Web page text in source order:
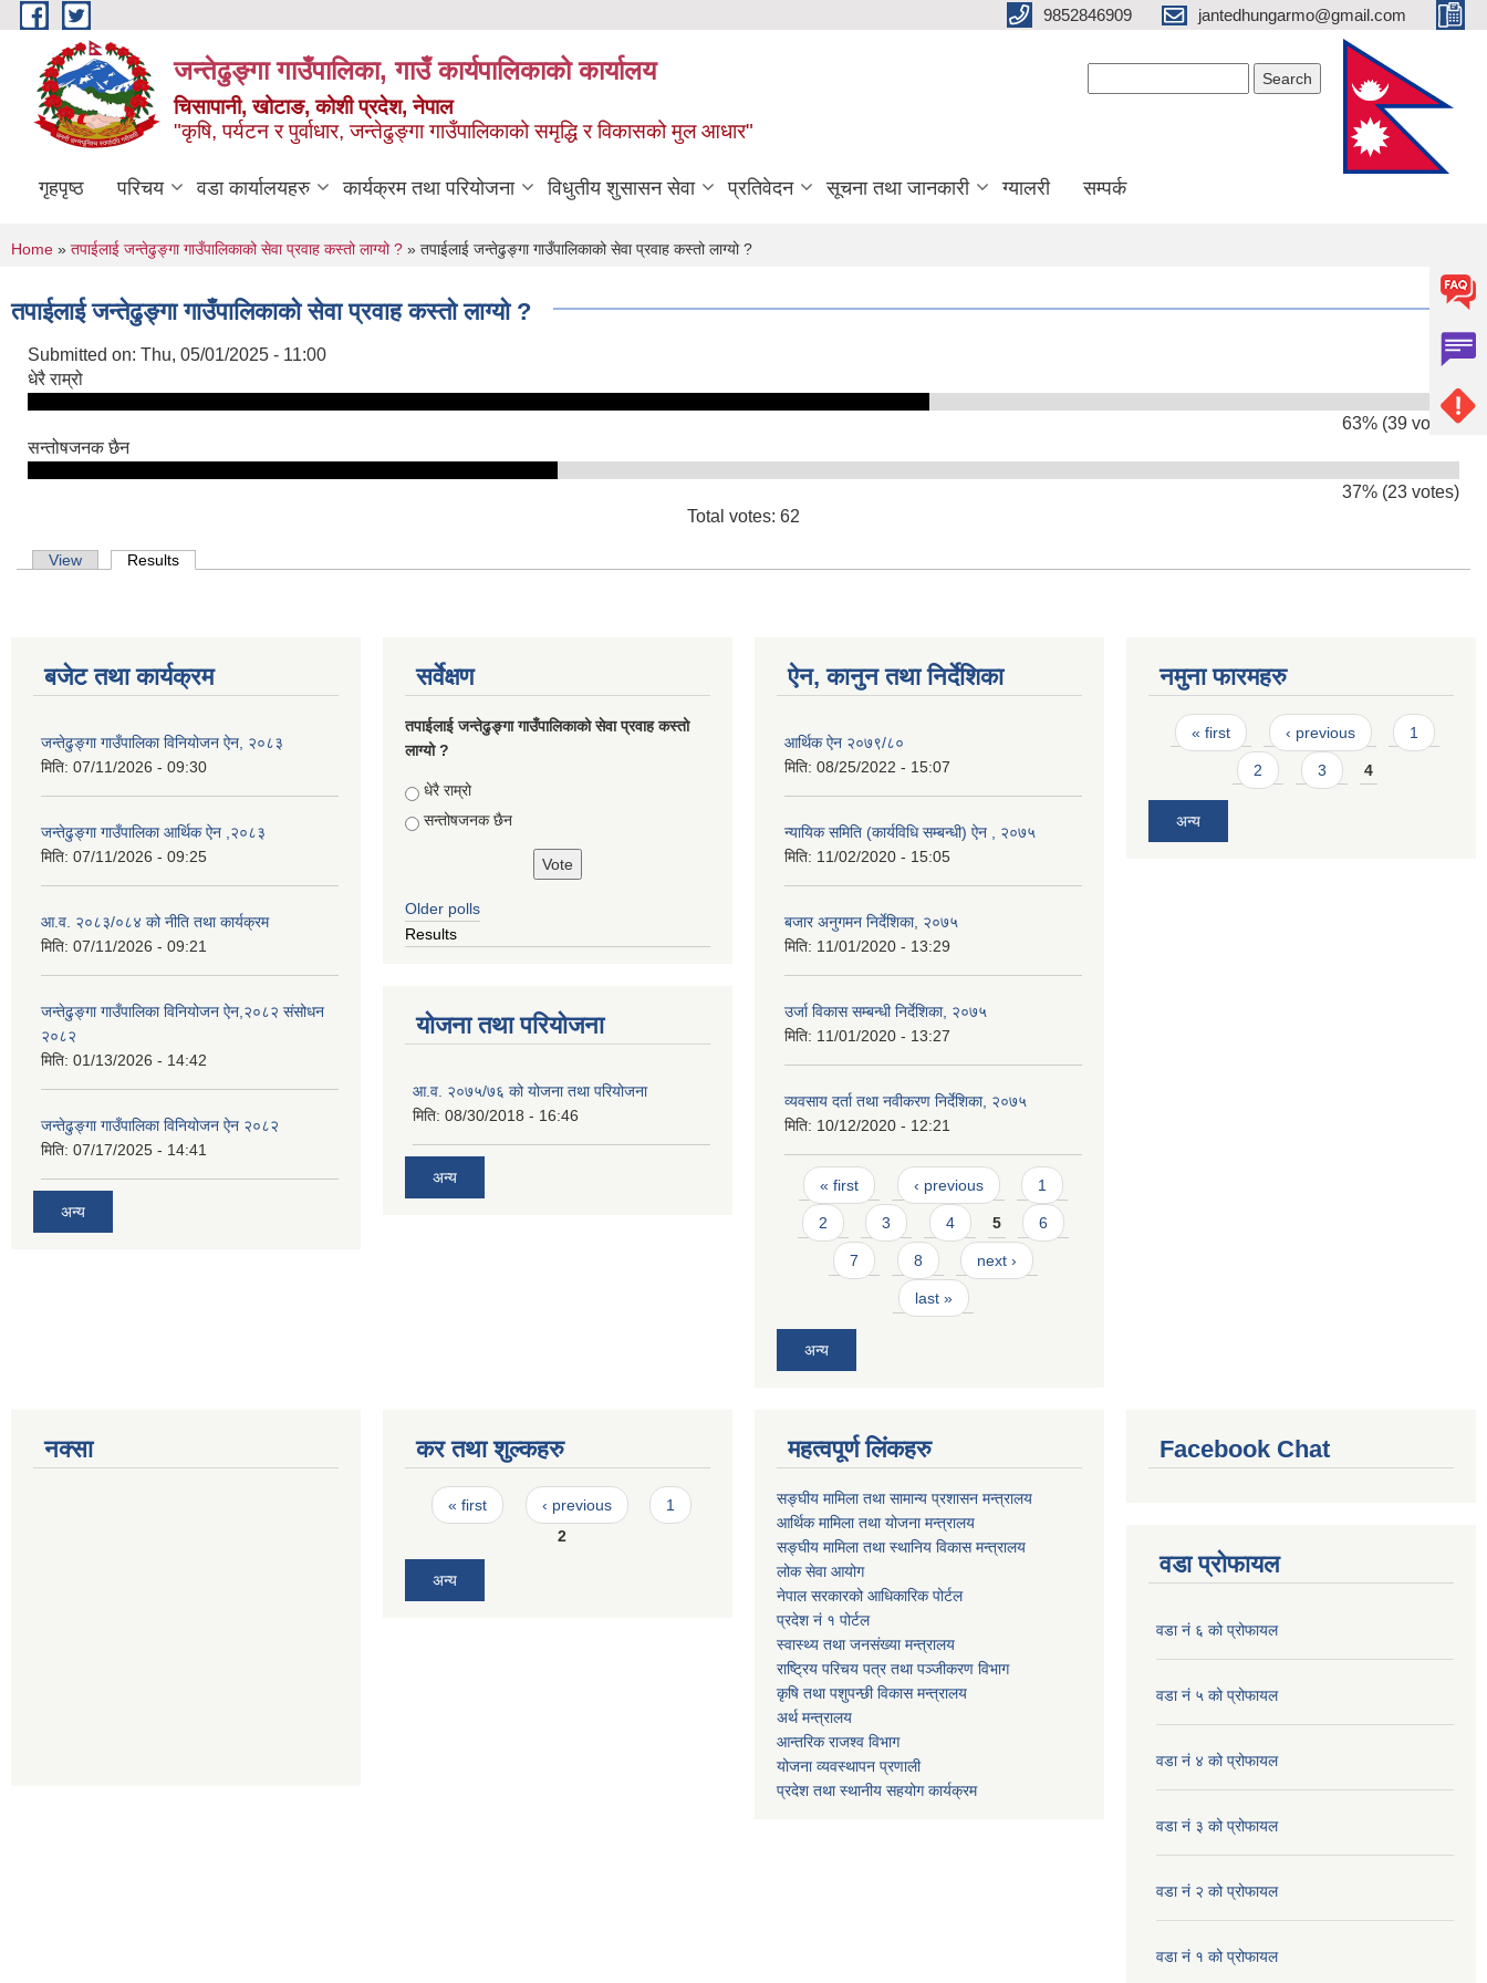
Skip to main content 9852846909 jantedhungarmo@gmail.com
जन्तेढुङ्गा गाउँपालिका, गाउँ कार्यपालिकाको कार्यालय
चिसापानी, खोटाङ, कोशी प्रदेश, नेपाल
"कृषि, पर्यटन र पुर्वाधार, जन्तेढुङ्गा गाउँपालिकाको समृद्धि र विकासको मुल आधार"
गृहपृष्ठ परिचय वडा कार्यालयहरु कार्यक्रम तथा परियोजना विधुतीय शुसासन सेवा प्रतिवेदन सूचना तथा जानकारी ग्यालरी सम्पर्क
You are here
Home » तपाईलाई जन्तेढुङ्गा गाउँपालिकाको सेवा प्रवाह कस्तो लाग्यो ? » तपाईलाई जन्तेढुङ्गा गाउँपालिकाको सेवा प्रवाह कस्तो लाग्यो ?
तपाईलाई जन्तेढुङ्गा गाउँपालिकाको सेवा प्रवाह कस्तो लाग्यो ?
Submitted on: Thu, 05/01/2025 - 11:00
धेरै राम्रो
63% (39 votes)
सन्तोषजनक छैन
37% (23 votes)
Total votes: 62
Primary tabs
View Results
बजेट तथा कार्यक्रम
जन्तेढुङ्गा गाउँपालिका विनियोजन ऐन, २०८३
मिति: 07/11/2026 - 09:30
जन्तेढुङ्गा गाउँपालिका आर्थिक ऐन ,२०८३
मिति: 07/11/2026 - 09:25
आ.व. २०८३/०८४ को नीति तथा कार्यक्रम
मिति: 07/11/2026 - 09:21
जन्तेढुङ्गा गाउँपालिका विनियोजन ऐन,२०८२ संसोधन
२०८२
मिति: 01/13/2026 - 14:42
जन्तेढुङ्गा गाउँपालिका विनियोजन ऐन २०८२
मिति: 07/17/2025 - 14:41
अन्य
सर्वेक्षण
तपाईलाई जन्तेढुङ्गा गाउँपालिकाको सेवा प्रवाह कस्तो
लाग्यो ?
Choices
धेरै राम्रो
सन्तोषजनक छैन
Older polls
Results
योजना तथा परियोजना
आ.व. २०७५/७६ को योजना तथा परियोजना
मिति: 08/30/2018 - 16:46
अन्य
ऐन, कानुन तथा निर्देशिका
आर्थिक ऐन २०७९/८०
मिति: 08/25/2022 - 15:07
न्यायिक समिति (कार्यविधि सम्बन्धी) ऐन , २०७५
मिति: 11/02/2020 - 15:05
बजार अनुगमन निर्देशिका, २०७५
मिति: 11/01/2020 - 13:29
उर्जा विकास सम्बन्धी निर्देशिका, २०७५
मिति: 11/01/2020 - 13:27
व्यवसाय दर्ता तथा नवीकरण निर्देशिका, २०७५
मिति: 10/12/2020 - 12:21
Pages
« first ‹ previous 1
2 3 4 5 6
7 8 next ›
last »
अन्य
नमुना फारमहरु
Pages
« first ‹ previous 1
2 3 4
अन्य
नक्सा कर तथा शुल्कहरु
Pages
« first ‹ previous
1
2
अन्य
महत्वपूर्ण लिंकहरु
सङ्घीय मामिला तथा सामान्य प्रशासन मन्त्रालय
आर्थिक मामिला तथा योजना मन्त्रालय
सङ्घीय मामिला तथा स्थानिय विकास मन्त्रालय
लोक सेवा आयोग
नेपाल सरकारको आधिकारिक पोर्टल
प्रदेश नं १ पोर्टल
स्वास्थ्य तथा जनसंख्या मन्त्रालय
राष्ट्रिय परिचय पत्र तथा पञ्जीकरण विभाग
कृषि तथा पशुपन्छी विकास मन्त्रालय
अर्थ मन्त्रालय
आन्तरिक राजश्व विभाग
योजना व्यवस्थापन प्रणाली
प्रदेश तथा स्थानीय सहयोग कार्यक्रम
Facebook Chat
वडा प्रोफायल
वडा नं ६ को प्रोफायल
वडा नं ५ को प्रोफायल
वडा नं ४ को प्रोफायल
वडा नं ३ को प्रोफायल
वडा नं २ को प्रोफायल
वडा नं १ को प्रोफायल